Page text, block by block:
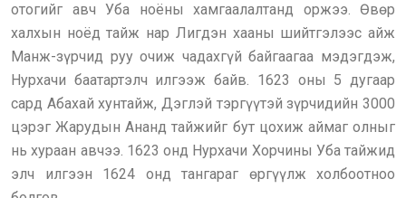
отогийг авч Уба ноёны хамгаалалтанд оржээ. Өвөр
халхын ноёд тайж нар Лигдэн хааны шийтгэлээс айж
Манж-зүрчид руу очиж чадахгүй байгаагаа мэдэгдэж,
Нурхачи баатартэлч илгээж байв. 1623 оны 5 дугаар
сард Абахай хунтайж, Дэглэй тэргүүтэй зүрчидийн 3000
цэрэг Жарудын Ананд тайжийг бут цохиж аймаг олныг
нь хураан авчээ. 1623 онд Нурхачи Хорчины Уба тайжид
элч илгээн 1624 онд тангараг өргүүлж холбоотноо